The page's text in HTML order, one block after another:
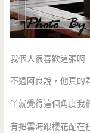
我個人很喜歡這張啊
不過阿良說，他真的
丫就覺得這個角度我
有把雲海跟櫻花配在